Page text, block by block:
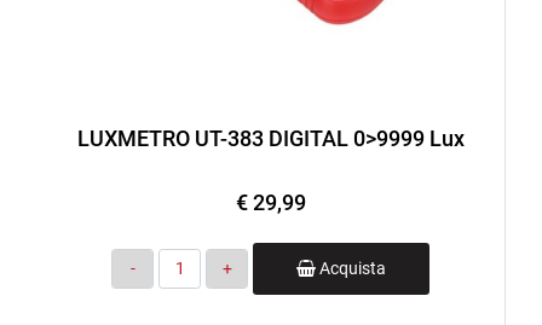
LUXMETRO UT-383 DIGITAL 0>9999 Lux
€ 29,99
Quantità
Acquista